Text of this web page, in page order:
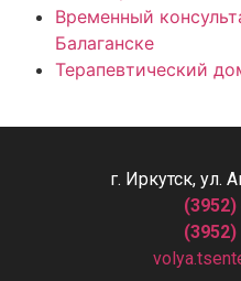
Временный
Балаганске
Терапевтический
г. Иркутск, ул.
(3952)
(3952)